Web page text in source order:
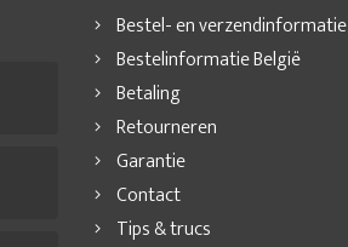
Bestel- en verzendinformatie
Bestelinformatie België
Betaling
Retourneren
Garantie
Contact
Tips & trucs